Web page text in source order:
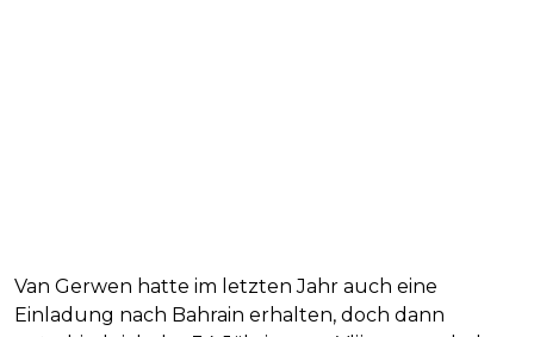
Van Gerwen hatte im letzten Jahr auch eine
Einladung nach Bahrain erhalten, doch dann